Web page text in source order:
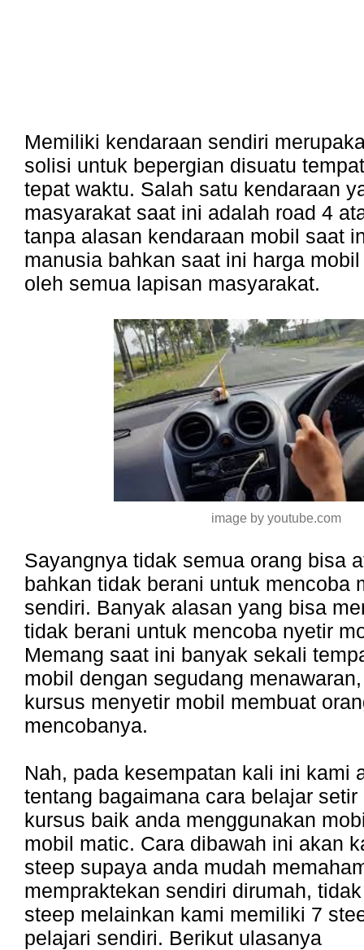
Memiliki kendaraan sendiri
solisi untuk bepergian disuatu
tepat waktu. Salah satu kendaraan
masyarakat saat ini adalah road 4
tanpa alasan kendaraan mobil saat
manusia bahkan saat ini harga
oleh semua lapisan masyarakat.
image by youtube.com
Sayangnya tidak semua orang bisa
bahkan tidak berani untuk mencoba
sendiri. Banyak alasan yang bisa
tidak berani untuk mencoba nyetir
Memang saat ini banyak sekali
mobil dengan segudang
kursus menyetir mobil membuat
mencobanya.
Nah, pada kesempatan kali ini kami
tentang bagaimana cara belajar
kursus baik anda menggunakan
mobil matic. Cara dibawah ini akan
steep supaya anda mudah
mempraktekan sendiri dirumah,
steep melainkan kami memiliki 7
pelajari sendiri. Berikut ulasanya